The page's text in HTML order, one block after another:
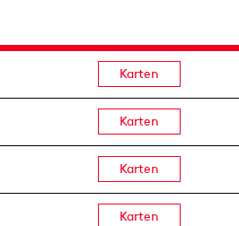
Karten
Karten
Karten
Karten